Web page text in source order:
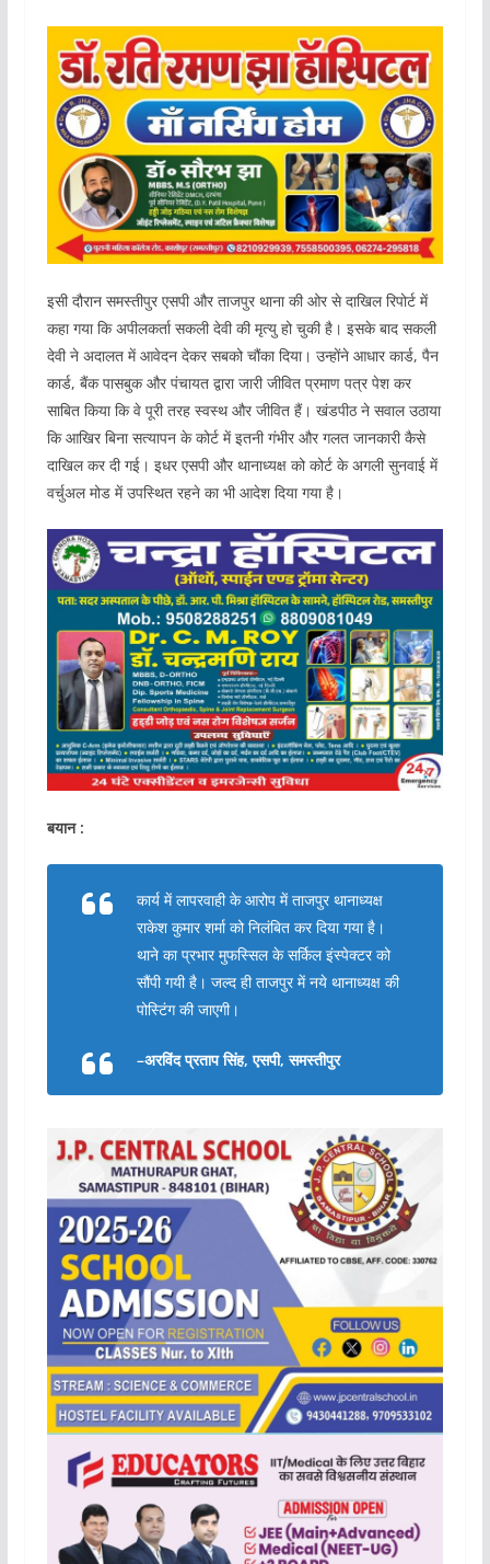
इसी दौरान समस्तीपुर एसपी और ताजपुर थाना की ओर से दाखिल रिपोर्ट में
कहा गया कि अपीलकर्ता सकली देवी की मृत्यु हो चुकी है। इसके बाद सकली
देवी ने अदालत में आवेदन देकर सबको चौंका दिया। उन्होंने आधार कार्ड, पैन
कार्ड, बैंक पासबुक और पंचायत द्वारा जारी जीवित प्रमाण पत्र पेश कर
साबित किया कि वे पूरी तरह स्वस्थ और जीवित हैं। खंडपीठ ने सवाल उठाया
कि आखिर बिना सत्यापन के कोर्ट में इतनी गंभीर और गलत जानकारी कैसे
दाखिल कर दी गई। इधर एसपी और थानाध्यक्ष को कोर्ट के अगली सुनवाई में
वर्चुअल मोड में उपस्थित रहने का भी आदेश दिया गया है।
बयान :
कार्य में लापरवाही के आरोप में ताजपुर थानाध्यक्ष
राकेश कुमार शर्मा को निलंबित कर दिया गया है।
थाने का प्रभार मुफस्सिल के सर्किल इंस्पेक्टर को
सौंपी गयी है। जल्द ही ताजपुर में नये थानाध्यक्ष की
पोस्टिंग की जाएगी।
–अरविंद प्रताप सिंह, एसपी, समस्तीपुर